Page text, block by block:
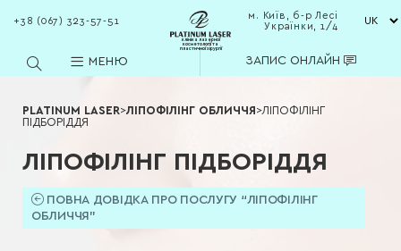
МЕНЮ
клініка лазерної
косметології та
пластичної хірургії
+38 (067) 323-57-51
м. Київ, б-р Лесі
Українки, 1/4
ЗАПИС ОНЛАЙН
PLATINUM LASER>ЛІПОФІЛІНГ ОБЛИЧЧЯ>ЛІПОФІЛІНГ
ПІДБОРІДДЯ
ЛІПОФІЛІНГ ПІДБОРІДДЯ
ПОВНА ДОВІДКА ПРО ПОСЛУГУ “ЛІПОФІЛІНГ
ОБЛИЧЧЯ”